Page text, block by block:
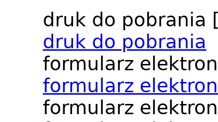
druk do pobrania
druk do pobrania
formularz
formularz
formularz